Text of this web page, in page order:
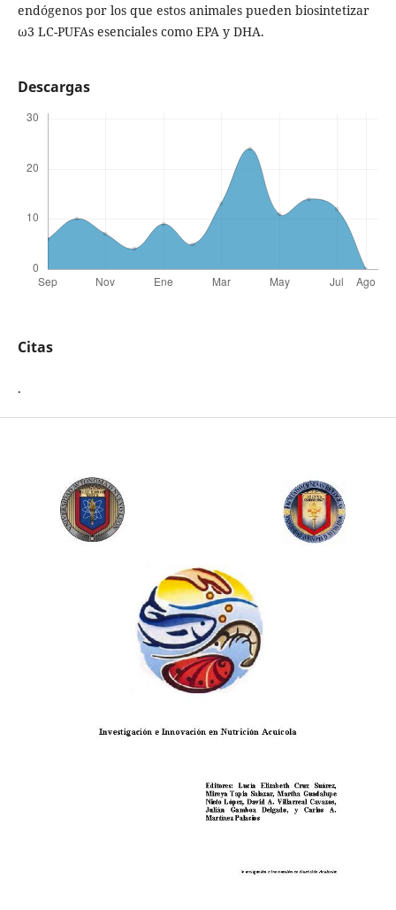
endógenos por los que estos animales pueden biosintetizar
ω3 LC-PUFAs esenciales como EPA y DHA.
Descargas
Citas
.